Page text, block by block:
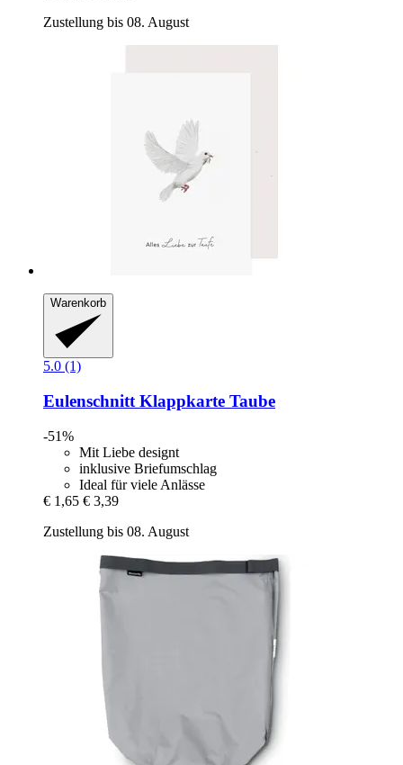
Zustellung bis 08. August
Warenkorb
5.0 (1)
Eulenschnitt Klappkarte Taube
-51%
Mit Liebe designt
inklusive Briefumschlag
Ideal für viele Anlässe
€ 1,65 € 3,39
Zustellung bis 08. August